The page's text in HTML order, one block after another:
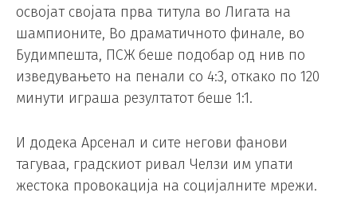
освојат својата прва титула во Лигата на
шампионите, Во драматичното финале, во
Будимпешта, ПСЖ беше подобар од нив по
изведувањето на пенали со 4:3, откако по 120
минути играша резултатот беше 1:1.
И додека Арсенал и сите негови фанови
тагуваа, градскиот ривал Челзи им упати
жестока провокација на социјалните мрежи.